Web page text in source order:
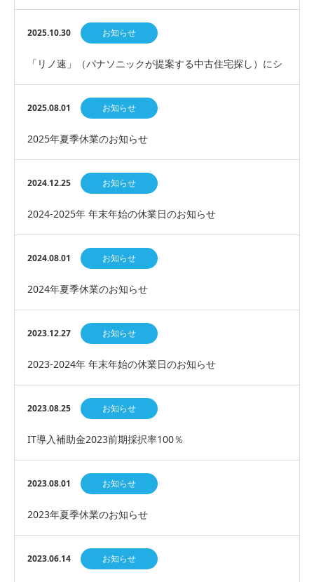
2025.10.30 お知らせ
「リノ速」（パナソニックが提案する中古住宅探し）にシ
ステム導入
2025.08.01 お知らせ
2025年夏季休業のお知らせ
2024.12.25 お知らせ
2024-2025年 年末年始の休業日のお知らせ
2024.08.01 お知らせ
2024年夏季休業のお知らせ
2023.12.27 お知らせ
2023-2024年 年末年始の休業日のお知らせ
2023.08.25 お知らせ
IT導入補助金2023前期採択率100％
2023.08.01 お知らせ
2023年夏季休業のお知らせ
2023.06.14 お知らせ